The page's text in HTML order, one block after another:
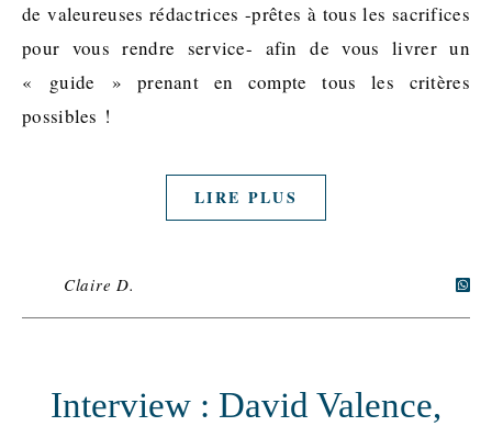
de valeureuses rédactrices -prêtes à tous les sacrifices
pour vous rendre service- afin de vous livrer un
« guide » prenant en compte tous les critères
possibles !
LIRE PLUS
Claire D.
Interview : David Valence,